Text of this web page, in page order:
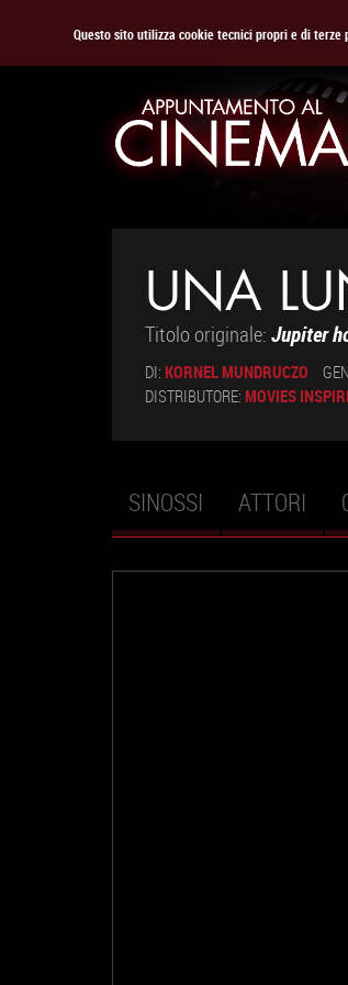
Questo sito utilizza cookie tecnici propri e di
UNA
Titolo originale: Jupiter
DI: KORNEL MUNDRUCZO
DISTRIBUTORE: MOVIES
Schede
SINOSSI ATTORI